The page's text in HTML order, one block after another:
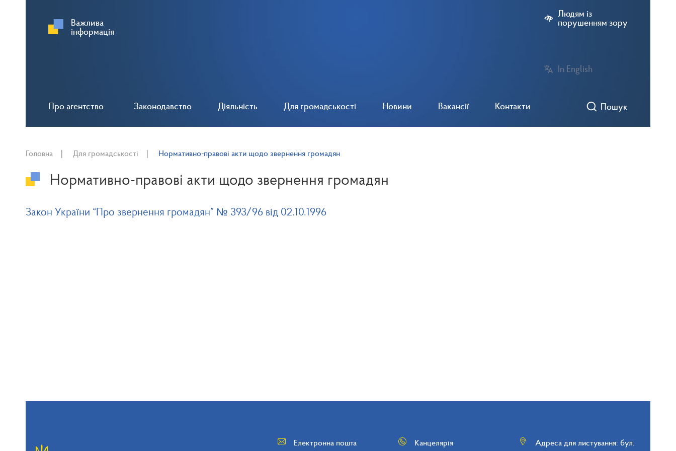
Людям із
порушенням зору
In English
Про агентство Законодавство Діяльність Для громадськості Новини Вакансії Контакти Пошук
Важлива
інформація
Головна Для громадськості Нормативно-правові акти щодо звернення громадян
Нормативно-правові акти щодо звернення громадян
Закон України “Про звернення громадян” № 393/96 від 02.10.1996
Електронна пошта
Канцелярія
Адреса для листування: бул.